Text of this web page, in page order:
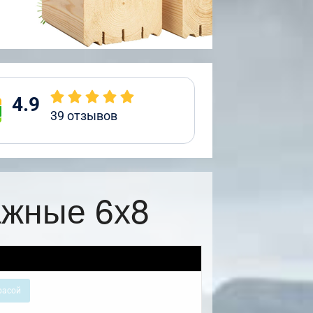
4.9 39 отзывов
6х8